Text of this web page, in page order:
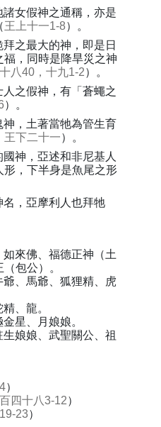
諸女假神之通稱，亦是
王上十一1-8）。
之最大的神，即是日
，同時是降旱災之神
八40，十九1-2）。
之假神，有「蒼蠅之
）。
神，土著當牠為管生育
王下二十一）。
神，亞述和非尼基人
形，下半身是魚尾之形
名，亞摩利人也拜牠
來佛、福德正神（土
包公）。
爺、馬爺、狐狸精、虎
、龍。
星、月娘娘。
娘娘、武聖關公、祖
）
四十八3-12）
23）